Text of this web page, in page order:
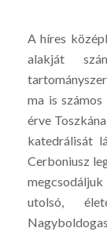
A híres
alakját
ma is
érve
katedrálisát
Cerboniusz
megcsodáljuk
utolsó,